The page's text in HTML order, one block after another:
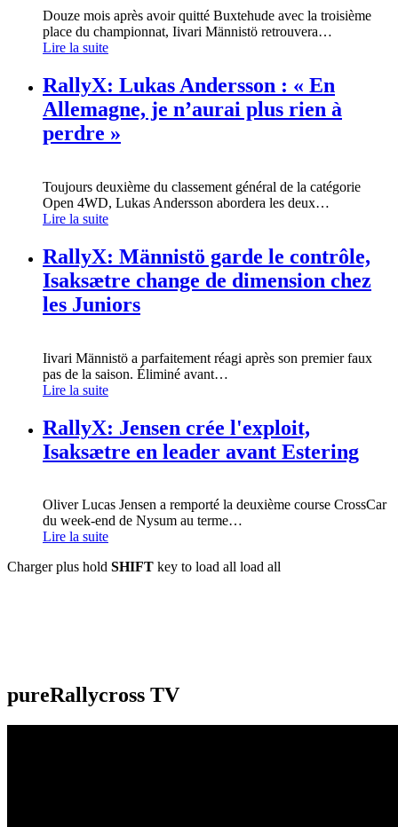
Douze mois après avoir quitté Buxtehude avec la troisième
place du championnat, Iivari Männistö retrouvera…
Lire la suite
RallyX: Lukas Andersson : « En
Allemagne, je n’aurai plus rien à
perdre »
Toujours deuxième du classement général de la catégorie
Open 4WD, Lukas Andersson abordera les deux…
Lire la suite
RallyX: Männistö garde le contrôle,
Isaksætre change de dimension chez
les Juniors
Iivari Männistö a parfaitement réagi après son premier faux
pas de la saison. Éliminé avant…
Lire la suite
RallyX: Jensen crée l'exploit,
Isaksætre en leader avant Estering
Oliver Lucas Jensen a remporté la deuxième course CrossCar
du week-end de Nysum au terme…
Lire la suite
Charger plus hold SHIFT key to load all load all
pureRallycross TV